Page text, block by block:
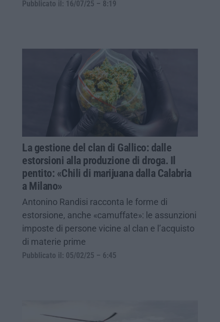
Pubblicato il: 16/07/25 – 8:19
La gestione del clan di Gallico: dalle
estorsioni alla produzione di droga. Il
pentito: «Chili di marijuana dalla Calabria
a Milano»
Antonino Randisi racconta le forme di
estorsione, anche «camuffate»: le assunzioni
imposte di persone vicine al clan e l’acquisto
di materie prime
Pubblicato il: 05/02/25 – 6:45